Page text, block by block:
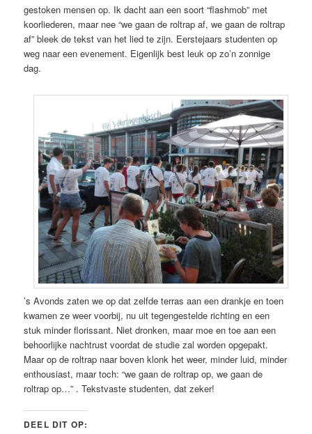
gestoken mensen op. Ik dacht aan een soort “flashmob” met
koorliederen, maar nee “we gaan de roltrap af, we gaan de roltrap
af” bleek de tekst van het lied te zijn. Eerstejaars studenten op
weg naar een evenement. Eigenlijk best leuk op zo’n zonnige
dag.
’s Avonds zaten we op dat zelfde terras aan een drankje en toen
kwamen ze weer voorbij, nu uit tegengestelde richting en een
stuk minder florissant. Niet dronken, maar moe en toe aan een
behoorlijke nachtrust voordat de studie zal worden opgepakt.
Maar op de roltrap naar boven klonk het weer, minder luid, minder
enthousiast, maar toch: “we gaan de roltrap op, we gaan de
roltrap op…” . Tekstvaste studenten, dat zeker!
DEEL DIT OP: